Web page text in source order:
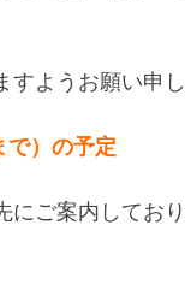
ようお願い申し
で）の予定
ご案内しており